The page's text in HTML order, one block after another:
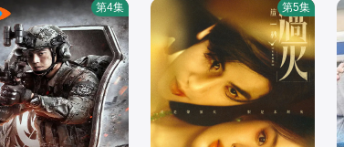
第4集 第5集